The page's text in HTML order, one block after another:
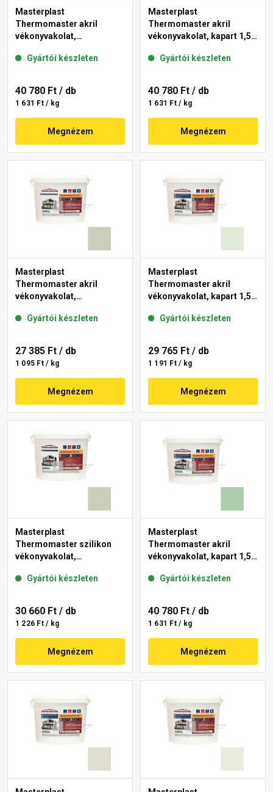
Masterplast
Thermomaster akril
vékonyvakolat,
41-C 25 kg
Gyártói készleten
40 780 Ft / db
1 631 Ft / kg
Megnézem
Masterplast
Thermomaster akril
vékonyvakolat, kapart 1,5
Gyártói készleten
40 780 Ft / db
1 631 Ft / kg
Megnézem
Masterplast
Thermomaster akril
vékonyvakolat,
42-D 25 kg
Gyártói készleten
27 385 Ft / db
1 095 Ft / kg
Megnézem
Masterplast
Thermomaster akril
vékonyvakolat, kapart 1,5
Gyártói készleten
29 765 Ft / db
1 191 Ft / kg
Megnézem
Masterplast
Thermomaster szilikon
vékonyvakolat,
42-D 25 kg
Gyártói készleten
30 660 Ft / db
1 226 Ft / kg
Megnézem
Masterplast
Thermomaster akril
vékonyvakolat, kapart 1,5
Gyártói készleten
40 780 Ft / db
1 631 Ft / kg
Megnézem